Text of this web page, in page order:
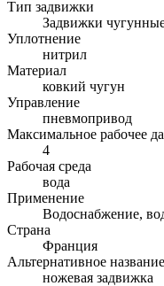
Тип задвижки
Задвижки
Уплотнение
нитрил
Материал
ковкий чугун
Управление
пневмопривод
Максимальное рабочее
4
Рабочая среда
вода
Применение
Водоснабжение,
Страна
Франция
Альтернативное название
ножевая задвижка